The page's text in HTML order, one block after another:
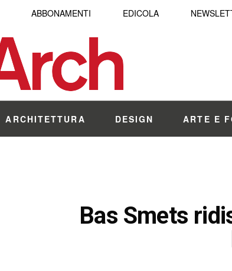
ABBONAMENTI EDICOLA
ARCHITETTURA DESIGN ARTE E
Bas Smets